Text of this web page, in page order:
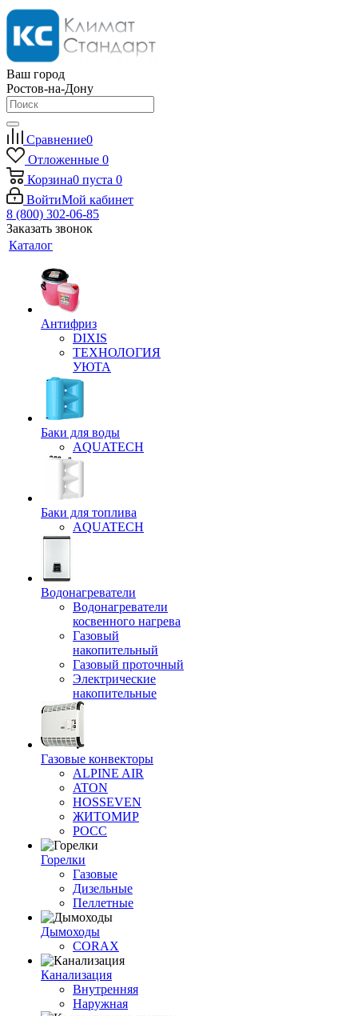
Ваш город
Ростов-на-Дону
Сравнение0
Отложенные 0
Корзина0 пуста 0
ВойтиМой кабинет
8 (800) 302-06-85
Заказать звонок
Каталог
Антифриз
DIXIS
ТЕХНОЛОГИЯ
УЮТА
Баки для воды
AQUATECH
Баки для топлива
AQUATECH
Водонагреватели
Водонагреватели
косвенного нагрева
Газовый
накопительный
Газовый проточный
Электрические
накопительные
Газовые конвекторы
ALPINE AIR
ATON
HOSSEVEN
ЖИТОМИР
РОСС
Горелки
Газовые
Дизельные
Пеллетные
Дымоходы
CORAX
Канализация
Внутренняя
Наружная